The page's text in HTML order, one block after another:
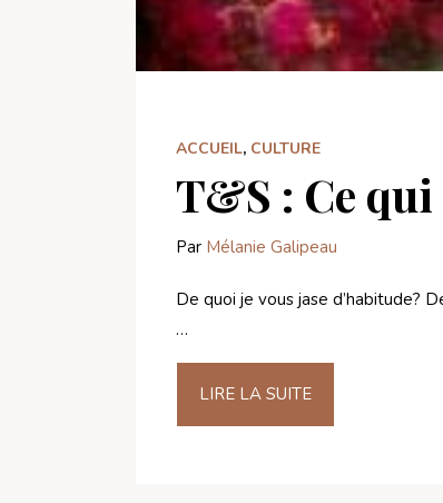
ACCUEIL, CULTURE
T&S : Ce
Par Mélanie Galipeau
De quoi je vous jase d’habitude?
…
LIRE LA SUITE